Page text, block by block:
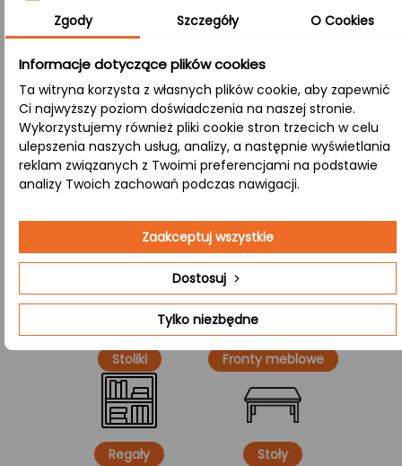
wejściowych. Jego trwałość i autentyczny
standardem obsługi.
Salon– Naturalny blat nadaje przestrzeni
elegancji i oryginalności, tworząc przytulną
atmosferę do relaksu i rozmów.
atmosfery, gdzie naturalna faktura drewna
sprzyja relaksowi i swobodnym rozmowom.
Stoliki Fronty meblowe
Regały Stoły
Zgody Szczegóły O Cookies
Informacje dotyczące plików cookies
Ta witryna korzysta z własnych plików cookie, aby zapewnić
Ci najwyższy poziom doświadczenia na naszej stronie.
Wykorzystujemy również pliki cookie stron trzecich w celu
ulepszenia naszych usług, analizy, a następnie wyświetlania
reklam związanych z Twoimi preferencjami na podstawie
analizy Twoich zachowań podczas nawigacji.
Tylko niezbędne
Dostosuj
Zaakceptuj wszystkie